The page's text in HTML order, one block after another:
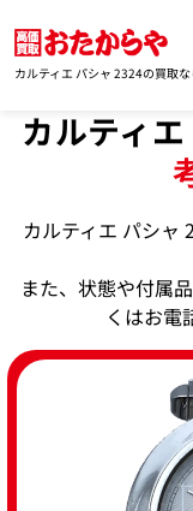
カルティエ パシャ 2324の買取
カルティ
カルティエ パシャ
また、状態や付属
くはお電